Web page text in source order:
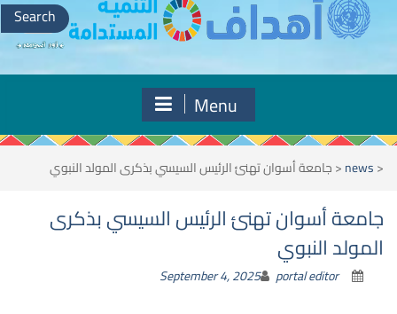
Search
for:
Menu
<
news
<جامعة أسوان تهنئ الرئيس السيسي بذكرى المولد النبوي
جامعة أسوان تهنئ الرئيس السيسي بذكرى
المولد النبوي
September 4, 2025 portal editor